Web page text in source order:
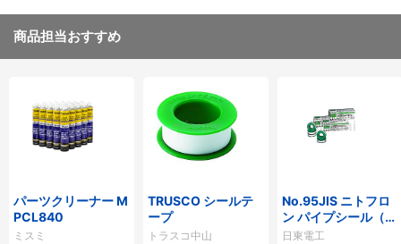
商品担当おすすめ
パーツクリーナー M
PCL840
ミスミ
TRUSCO シールテ
ープ
トラスコ中山
No.95JIS ニトフロ
ン パイプシール（ふ
っ素樹脂製品）
日東電工